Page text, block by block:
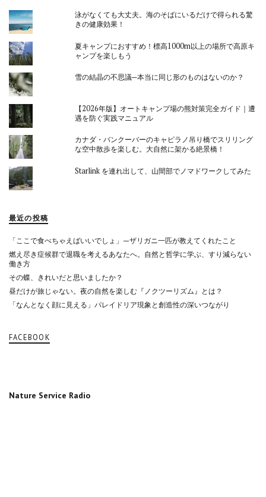
泳がなくても大丈夫。海のそばにいるだけで得られる驚
きの健康効果！
夏キャンプにおすすめ！標高1000m以上の場所で高原キ
ャンプを楽しもう
雪の結晶の不思議─本当に同じ形のものはないのか？
【2026年版】オートキャンプ場の熊対策完全ガイド｜遭
遇を防ぐ実践マニュアル
カナダ・バンクーバーのキャピラノ吊り橋でスリリング
な空中散歩を楽しむ。大自然に架かる絶景橋！
Starlink を連れ出して、山間部でノマドワークしてみた
最近の投稿
「ここで食べちゃえばいいでしょ」—ザリガニ一匹が教えてくれたこと
燃え尽き症候群で退職を考えるあなたへ。自然と哲学に学ぶ、すり減らない
働き方
その蝶、きれいだと思いましたか？
昼だけが旅じゃない。夜の自然を楽しむ『ノクツーリズム』とは？
「なんとなく顔に見える」パレイドリア現象と創造性の深いつながり
FACEBOOK
Nature Service Radio